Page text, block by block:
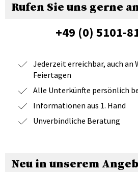
Rufen Sie uns gerne
+49 (0) 5101-
Jederzeit erreichbar, auch an
Feiertagen
Alle Unterkünfte persönlich
Informationen aus 1. Hand
Unverbindliche Beratung
Neu in unserem